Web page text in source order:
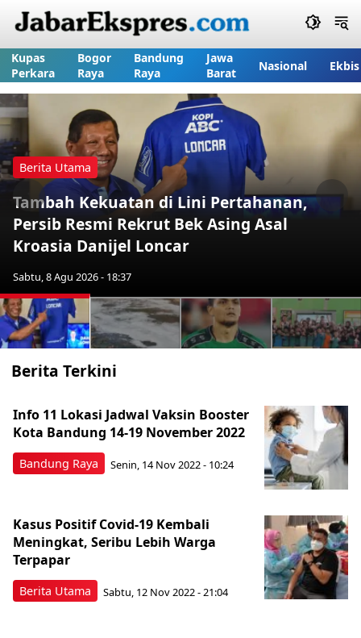
Kupas
Perkara
Bogor
Raya
Bandung
Raya
Jawa
Barat
Nasional Ekbis
Berita Utama
Tambah Kekuatan di Lini Pertahanan,
Persib Resmi Rekrut Bek Asing Asal
Kroasia Danijel Loncar
Sabtu, 8 Agu 2026 - 18:37
Previous
Berita Terkini
Bandung Raya
Info 11 Lokasi Jadwal Vaksin Booster
Kota Bandung 14-19 November 2022
Senin, 14 Nov 2022 - 10:24
Berita Utama
Kasus Positif Covid-19 Kembali
Meningkat, Seribu Lebih Warga
Terpapar
Sabtu, 12 Nov 2022 - 21:04